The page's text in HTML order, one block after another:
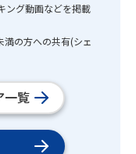
ング動画などを掲載
の方への共有(シェ
一覧